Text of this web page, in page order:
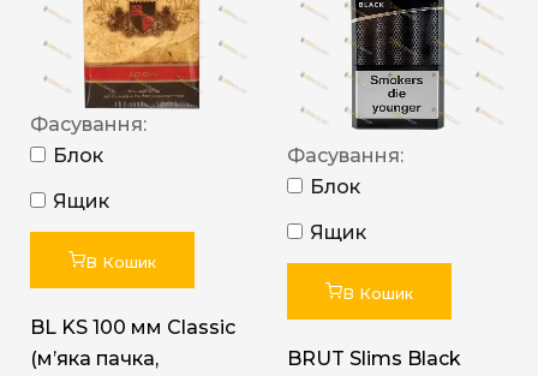
Фасування:
Блок
Ящик
В Кошик
BL KS 100 мм Classic
(м’яка пачка,
Фасування:
Блок
Ящик
В Кошик
BRUT Slims Black